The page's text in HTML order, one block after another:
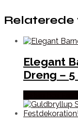
Relaterede
Elegant
Dreng – 5